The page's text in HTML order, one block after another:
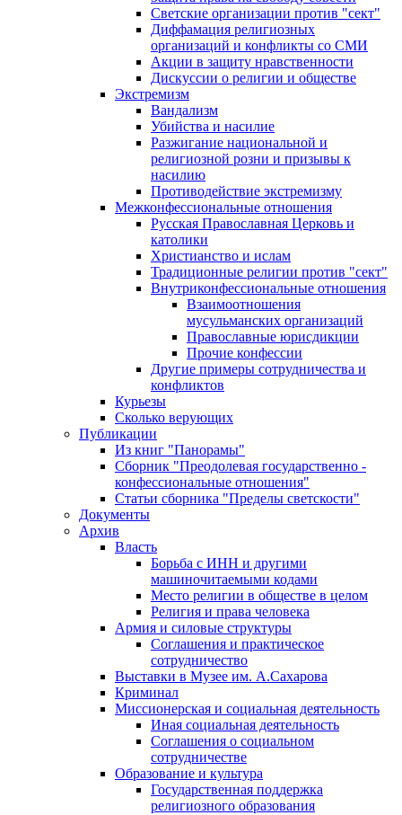
Светские организации против "сект"
Диффамация религиозных
организаций и конфликты со СМИ
Акции в защиту нравственности
Дискуссии о религии и обществе
Экстремизм
Вандализм
Убийства и насилие
Разжигание национальной и
религиозной розни и призывы к
насилию
Противодействие экстремизму
Межконфессиональные отношения
Русская Православная Церковь и
католики
Христианство и ислам
Традиционные религии против "сект"
Внутриконфессиональные отношения
Взаимоотношения
мусульманских организаций
Православные юрисдикции
Прочие конфессии
Другие примеры сотрудничества и
конфликтов
Курьезы
Сколько верующих
Публикации
Из книг "Панорамы"
Сборник "Преодолевая государственно -
конфессиональные отношения"
Статьи сборника "Пределы светскости"
Документы
Архив
Власть
Борьба с ИНН и другими
машиночитаемыми кодами
Место религии в обществе в целом
Религия и права человека
Армия и силовые структуры
Соглашения и практическое
сотрудничество
Выставки в Музее им. А.Сахарова
Криминал
Миссионерская и социальная деятельность
Иная социальная деятельность
Соглашения о социальном
сотрудничестве
Образование и культура
Государственная поддержка
религиозного образования